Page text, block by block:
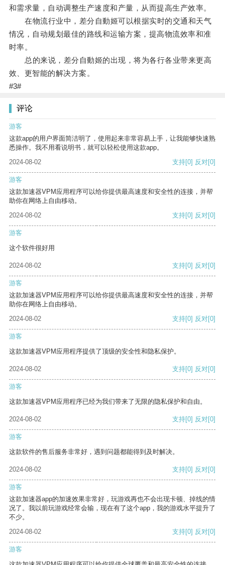
和需求量，自动调整生产速度和产量，从而提高生产效率。
在物流行业中，差分自動姬可以根据实时的交通和天气
情况，自动规划最佳的路线和运输方案，提高物流效率和准
时率。
总的来说，差分自動姬的出现，将为各行各业带来更高
效、更智能的解决方案。
#3#
评论
游客
这款app的用户界面简洁明了，使用起来非常容易上手，让我能够快速熟
悉操作。我不用看说明书，就可以轻松使用这款app。
2024-08-02
支持[0] 反对[0]
游客
这款加速器VPM应用程序可以给你提供最高速度和安全性的连接，并帮
助你在网络上自由移动。
2024-08-02
支持[0] 反对[0]
游客
这个软件很好用
2024-08-02 支持[0] 反对[0]
游客
这款加速器VPM应用程序可以给你提供最高速度和安全性的连接，并帮
助你在网络上自由移动。
2024-08-02
支持[0] 反对[0]
游客
这款加速器VPM应用程序提供了顶级的安全性和隐私保护。
2024-08-02 支持[0] 反对[0]
游客
这款加速器VPM应用程序已经为我们带来了无限的隐私保护和自由。
2024-08-02 支持[0] 反对[0]
游客
这款软件的售后服务非常好，遇到问题都能得到及时解决。
2024-08-02 支持[0] 反对[0]
游客
这款加速器app的加速效果非常好，玩游戏再也不会出现卡顿、掉线的情
况了。我以前玩游戏经常会输，现在有了这个app，我的游戏水平提升了
不少。
2024-08-02
支持[0] 反对[0]
游客